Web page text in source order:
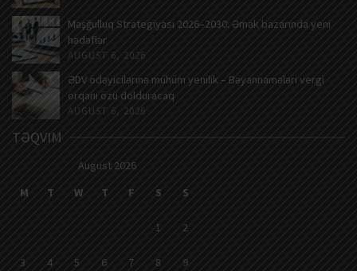
Məşğulluq Strategiyası 2026–2030: Əmək bazarında yeni
hədəflər
AUGUST 6, 2026
ƏDV ödəyicilərinə mühüm yenilik – Bəyannamələri vergi
orqanı özü dolduracaq
AUGUST 6, 2026
TƏQVIM
August 2026
M
T W T F S S
1 2
3 4 5 6 7 8 9